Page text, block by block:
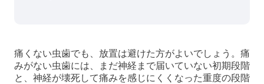
痛くない虫歯でも、放置は避けた方がよいでしょう。痛
みがない虫歯には、まだ神経まで届いていない初期段階
と、神経が壊死して痛みを感じにくくなった重度の段階